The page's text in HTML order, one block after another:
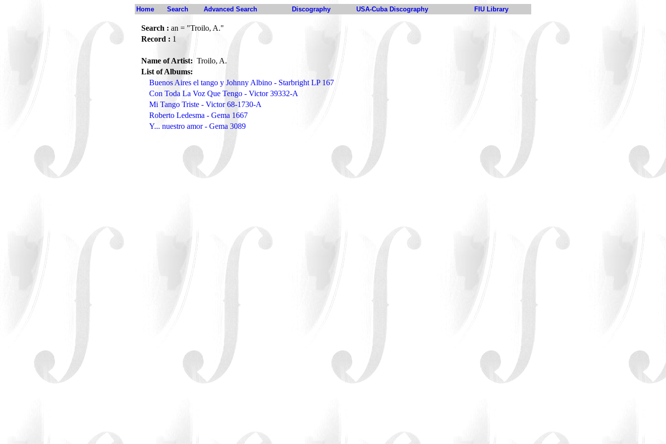
Home Search Advanced Search Discography USA-Cuba Discography FIU Library
Search : an = "Troilo, A."
Record : 1
Name of Artist:Troilo, A.
List of Albums:
Buenos Aires el tango y Johnny Albino - Starbright LP 167
Con Toda La Voz Que Tengo - Victor 39332-A
Mi Tango Triste - Victor 68-1730-A
Roberto Ledesma - Gema 1667
Y... nuestro amor - Gema 3089